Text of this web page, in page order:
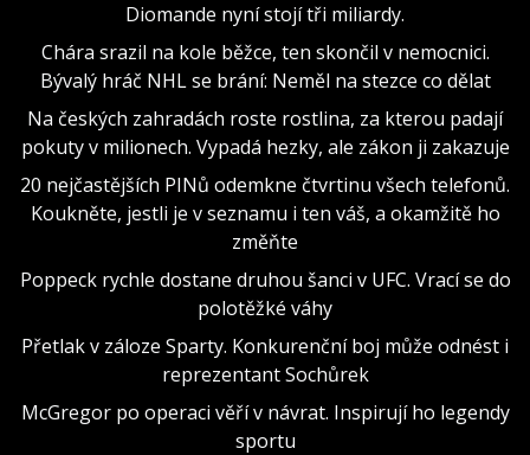
Diomande nyní stojí tři miliardy.
Chára srazil na kole běžce, ten skončil v nemocnici.
Bývalý hráč NHL se brání: Neměl na stezce co dělat
Na českých zahradách roste rostlina, za kterou padají
pokuty v milionech. Vypadá hezky, ale zákon ji zakazuje
20 nejčastějších PINů odemkne čtvrtinu všech telefonů.
Koukněte, jestli je v seznamu i ten váš, a okamžitě ho
změňte
Poppeck rychle dostane druhou šanci v UFC. Vrací se do
polotěžké váhy
Přetlak v záloze Sparty. Konkurenční boj může odnést i
reprezentant Sochůrek
McGregor po operaci věří v návrat. Inspirují ho legendy
sportu